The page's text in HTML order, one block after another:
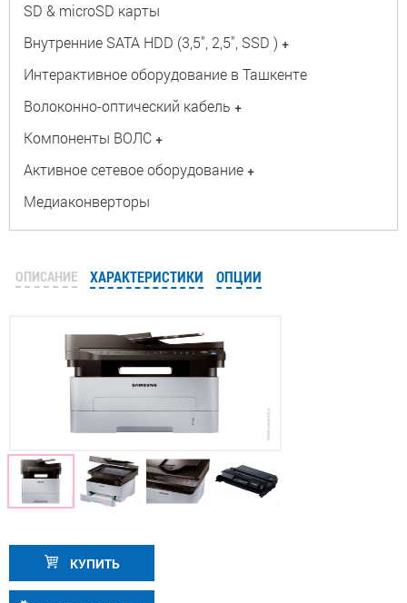
SD & microSD карты
Внутренние SATA HDD (3,5", 2,5", SSD ) +
Интерактивное оборудование в Ташкенте
Волоконно-оптический кабель +
Компоненты ВОЛС +
Активное сетевое оборудование +
Медиаконверторы
ОПИСАНИЕ ХАРАКТЕРИСТИКИ ОПЦИИ
КУПИТЬ